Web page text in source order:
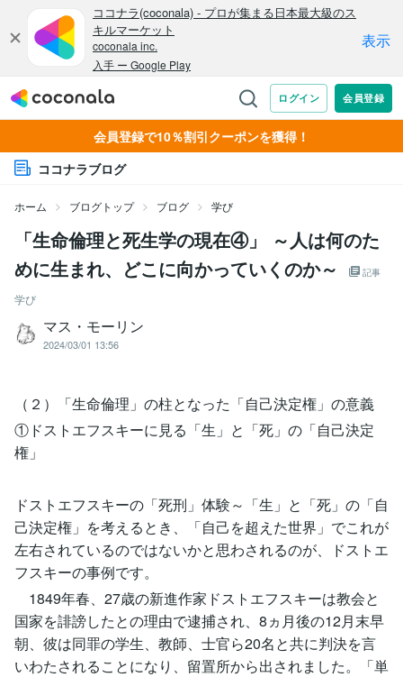
会員登録で10％割引クーポンを獲得！
ココナラブログ
ホーム ブログトップ ブログ 学び
「生命倫理と死生学の現在④」 ～人は何のた
めに生まれ、どこに向かっていくのか～
記事
学び
マス・モーリン
2024/03/01 13:56
（２）「生命倫理」の柱となった「自己決定権」の意義
①ドストエフスキーに見る「生」と「死」の「自己決定
権」
ドストエフスキーの「死刑」体験～「生」と「死」の「自
己決定権」を考えるとき、「自己を超えた世界」でこれが
左右されているのではないかと思わされるのが、ドストエ
フスキーの事例です。
1849年春、27歳の新進作家ドストエフスキーは教会と
国家を誹謗したとの理由で逮捕され、8ヵ月後の12月末早
朝、彼は同罪の学生、教師、士官ら20名と共に判決を言
いわたされることになり、留置所から出されました。「単